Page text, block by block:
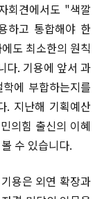
회견에서도 "색깔
하고 통합해야 한
도 최소한의 원칙
다. 기용에 앞서 과
에 부합하는지를
. 지난해 기획예산
의힘 출신의 이혜
수 있습니다.
용은 외연 확장과